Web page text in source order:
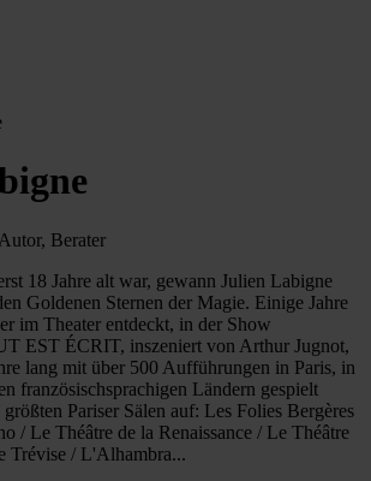
Berater
18 Jahre alt war, gewann Julien Labigne
Goldenen Sternen der Magie. Einige Jahre
im Theater entdeckt, in der Show
EST ÉCRIT, inszeniert von Arthur Jugnot,
lang mit über 500 Aufführungen in Paris, in
französischsprachigen Ländern gespielt
Pariser Sälen auf: Les Folies Bergères
/ Le Théâtre de la Renaissance / Le Théâtre
Trévise / L'Alhambra...